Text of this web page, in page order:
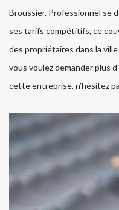
Broussier. Professionnel se
ses tarifs compétitifs, ce
des propriétaires dans la
vous voulez demander plus
cette entreprise, n’hésitez